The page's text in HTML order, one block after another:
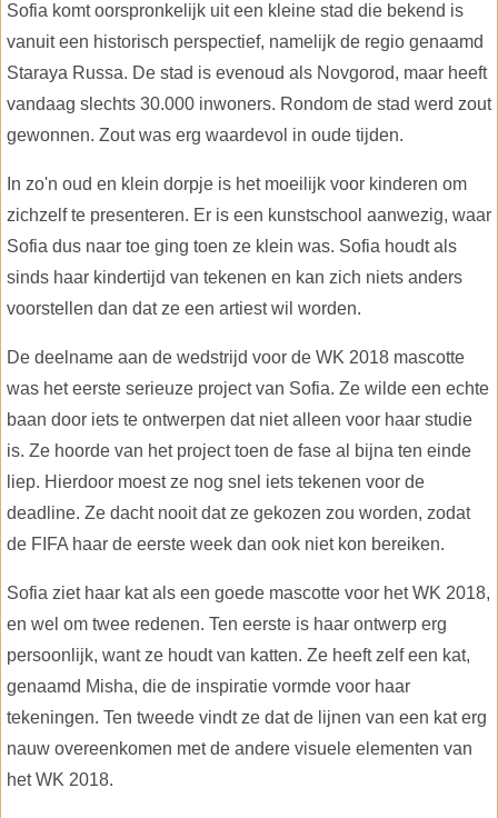
Sofia komt oorspronkelijk uit een kleine stad die bekend is
vanuit een historisch perspectief, namelijk de regio genaamd
Staraya Russa. De stad is evenoud als Novgorod, maar heeft
vandaag slechts 30.000 inwoners. Rondom de stad werd zout
gewonnen. Zout was erg waardevol in oude tijden.
In zo'n oud en klein dorpje is het moeilijk voor kinderen om
zichzelf te presenteren. Er is een kunstschool aanwezig, waar
Sofia dus naar toe ging toen ze klein was. Sofia houdt als
sinds haar kindertijd van tekenen en kan zich niets anders
voorstellen dan dat ze een artiest wil worden.
De deelname aan de wedstrijd voor de WK 2018 mascotte
was het eerste serieuze project van Sofia. Ze wilde een echte
baan door iets te ontwerpen dat niet alleen voor haar studie
is. Ze hoorde van het project toen de fase al bijna ten einde
liep. Hierdoor moest ze nog snel iets tekenen voor de
deadline. Ze dacht nooit dat ze gekozen zou worden, zodat
de FIFA haar de eerste week dan ook niet kon bereiken.
Sofia ziet haar kat als een goede mascotte voor het WK 2018,
en wel om twee redenen. Ten eerste is haar ontwerp erg
persoonlijk, want ze houdt van katten. Ze heeft zelf een kat,
genaamd Misha, die de inspiratie vormde voor haar
tekeningen. Ten tweede vindt ze dat de lijnen van een kat erg
nauw overeenkomen met de andere visuele elementen van
het WK 2018.